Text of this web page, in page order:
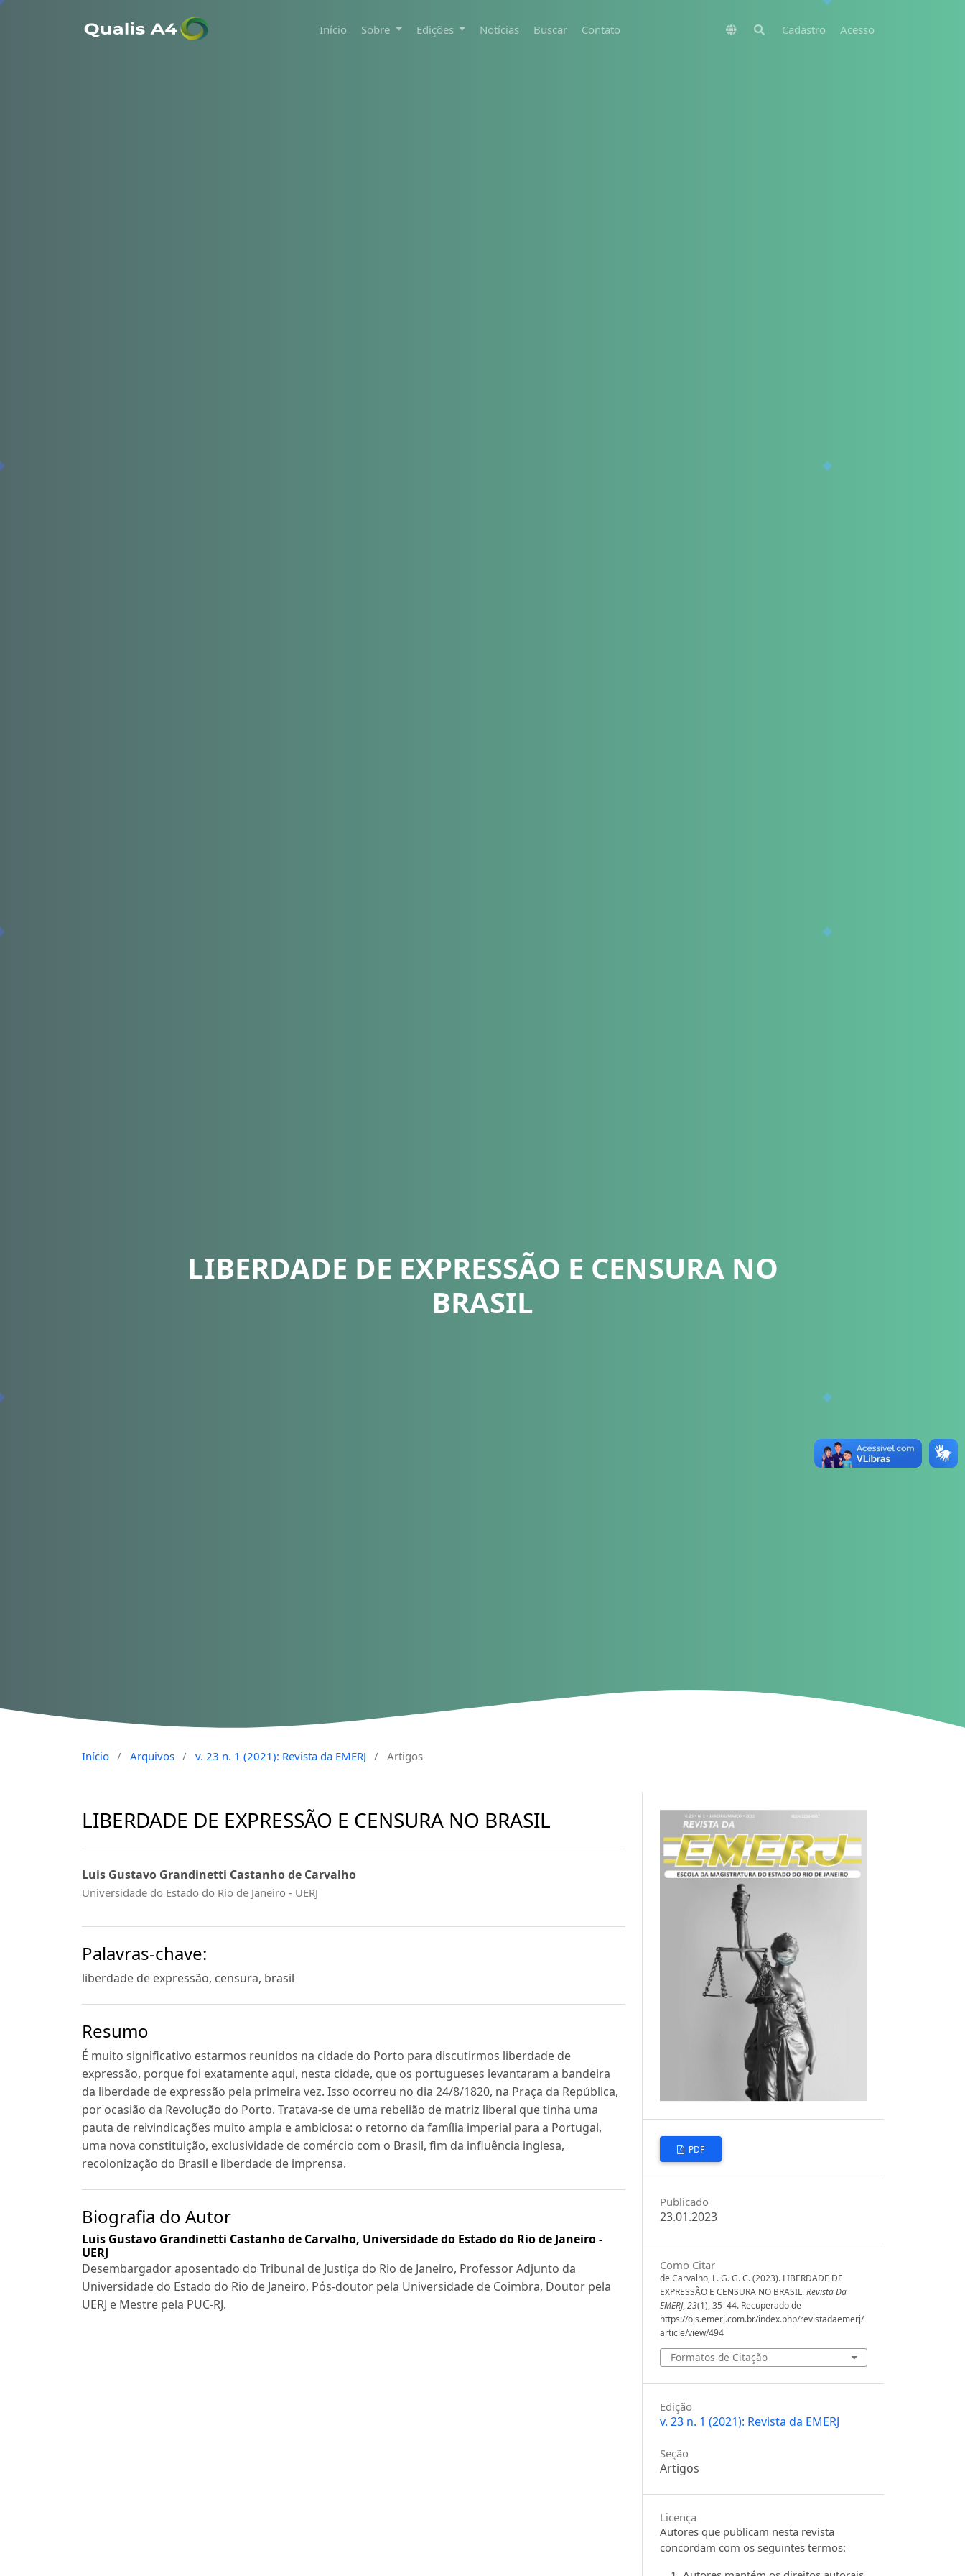
Início Sobre Edições Notícias Buscar Contato Cadastro Acesso
LIBERDADE DE EXPRESSÃO E CENSURA NO
BRASIL
Início / Arquivos / v. 23 n. 1 (2021): Revista da EMERJ / Artigos
LIBERDADE DE EXPRESSÃO E CENSURA NO BRASIL
Luis Gustavo Grandinetti Castanho de Carvalho
Universidade do Estado do Rio de Janeiro - UERJ
Palavras-chave:
liberdade de expressão, censura, brasil
Resumo
É muito significativo estarmos reunidos na cidade do Porto para discutirmos liberdade de
expressão, porque foi exatamente aqui, nesta cidade, que os portugueses levantaram a bandeira
da liberdade de expressão pela primeira vez. Isso ocorreu no dia 24/8/1820, na Praça da República,
por ocasião da Revolução do Porto. Tratava-se de uma rebelião de matriz liberal que tinha uma
pauta de reivindicações muito ampla e ambiciosa: o retorno da família imperial para a Portugal,
uma nova constituição, exclusividade de comércio com o Brasil, fim da influência inglesa,
recolonização do Brasil e liberdade de imprensa.
Biografia do Autor
Luis Gustavo Grandinetti Castanho de Carvalho, Universidade do Estado do Rio de Janeiro -
UERJ
Desembargador aposentado do Tribunal de Justiça do Rio de Janeiro, Professor Adjunto da
Universidade do Estado do Rio de Janeiro, Pós-doutor pela Universidade de Coimbra, Doutor pela
UERJ e Mestre pela PUC-RJ.
PDF
Publicado
23.01.2023
Como Citar
de Carvalho, L. G. G. C. (2023). LIBERDADE DE
EXPRESSÃO E CENSURA NO BRASIL.Revista Da
EMERJ,23(1), 35–44. Recuperado de
https://ojs.emerj.com.br/index.php/revistadaemerj/
article/view/494
Formatos de Citação
Edição
v. 23 n. 1 (2021): Revista da EMERJ
Seção
Artigos
Licença
Autores que publicam nesta revista
concordam com os seguintes termos: